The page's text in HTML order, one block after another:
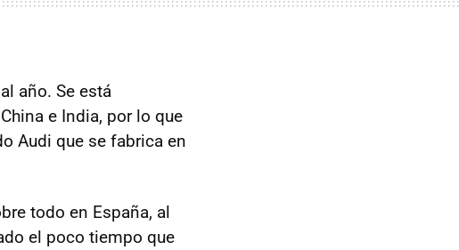
año. Se está
e India, por lo que
Audi que se fabrica en
todo en España, al
el poco tiempo que